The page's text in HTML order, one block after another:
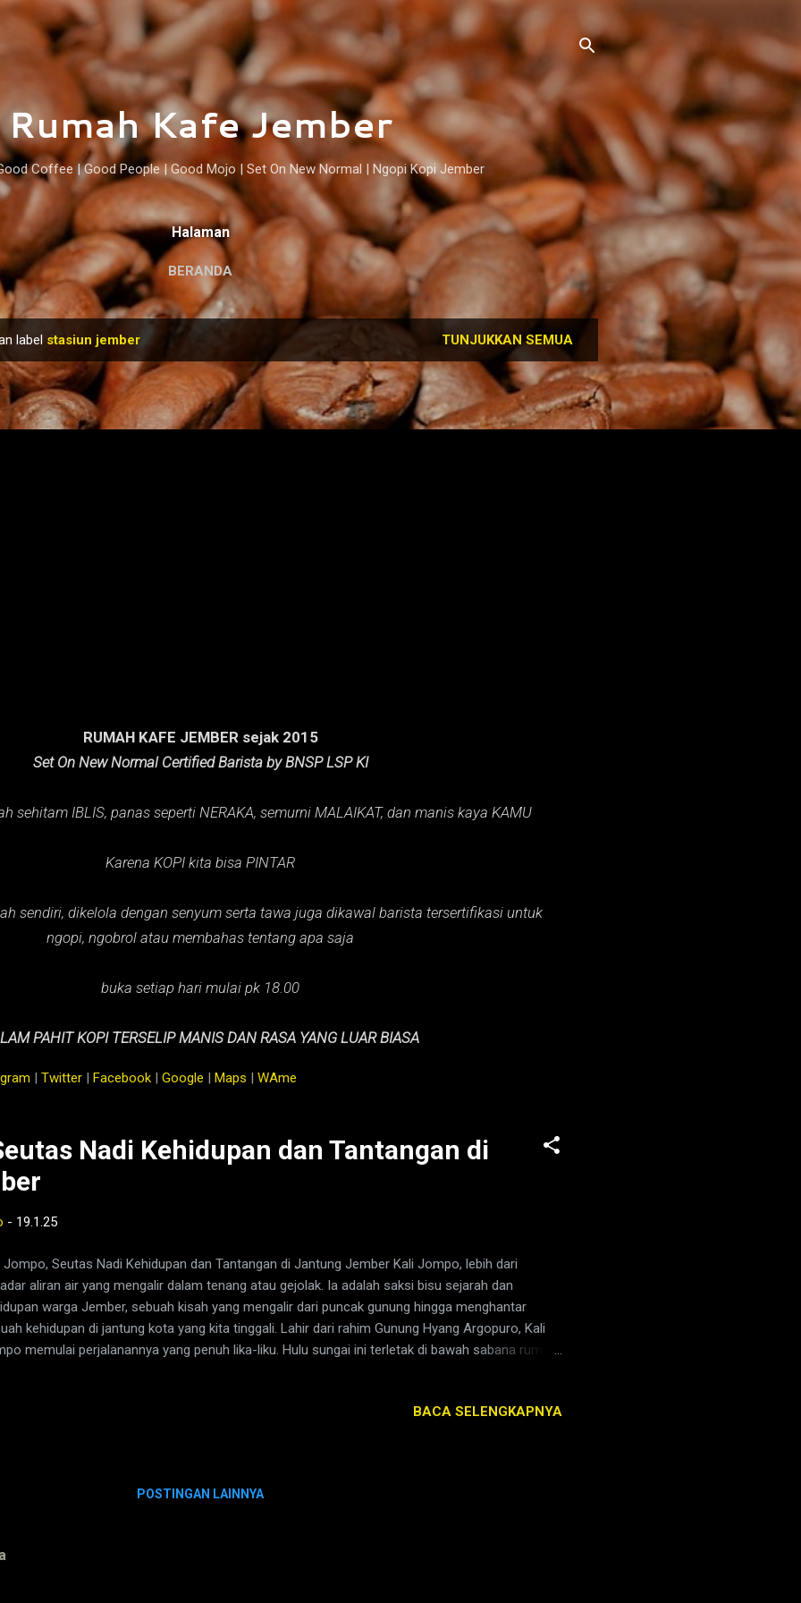
Langsung ke konten utama
Rumah Kafe Jember
Coffee | Good People | Good Mojo | Set On New Normal | Ngopi Kopi Jember
Halaman
BERANDA
label stasiun jember TUNJUKKAN SEMUA
RUMAH KAFE JEMBER sejak 2015
Set On New Normal Certified Barista by BNSP LSP KI
sehitam IBLIS, panas seperti NERAKA, semurni MALAIKAT, dan manis kaya KAMU
Karena KOPI kita bisa PINTAR
sendiri, dikelola dengan senyum serta tawa juga dikawal barista tersertifikasi untuk
ngopi, ngobrol atau membahas tentang apa saja
buka setiap hari mulai pk 18.00
PAHIT KOPI TERSELIP MANIS DAN RASA YANG LUAR BIASA
| Twitter | Facebook | Google | Maps | WAme
Nadi Kehidupan dan Tantangan di
- 19.1.25
Jompo, Seutas Nadi Kehidupan dan Tantangan di Jantung Jember Kali Jompo, lebih dari
aliran air yang mengalir dalam tenang atau gejolak. Ia adalah saksi bisu sejarah dan
warga Jember, sebuah kisah yang mengalir dari puncak gunung hingga menghantar
kehidupan di jantung kota yang kita tinggali. Lahir dari rahim Gunung Hyang Argopuro, Kali
memulai perjalanannya yang penuh lika-liku. Hulu sungai ini terletak di bawah sabana rumput
Kecamatan Sukorambi, Kabupaten Jember. Di tengah perjalanannya, Kali Jompo bertemu
BACA SELENGKAPNYA
POSTINGAN LAINNYA